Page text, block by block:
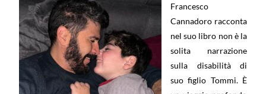
Francesco
Cannadoro racconta
nel suo libro non è la
solita narrazione
sulla disabilità di
suo figlio Tommi. È